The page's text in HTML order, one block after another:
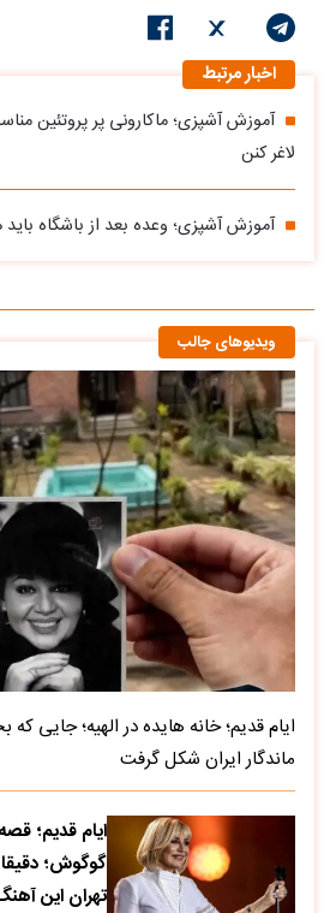
اخبار مرتبط
آموزش آشپزی؛ ماکارونی پر پروتئین
لاغر کنن
آموزش آشپزی؛ وعده بعد از باشگاه
ویدیوهای جالب
ایام قدیم؛ خانه هایده در الهیه؛ جایی
ماندگار ایران شکل گرفت
ایام قدیم؛
گوگوش؛
تهران این